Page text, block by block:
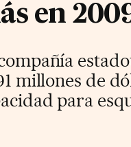
en
millones de
para